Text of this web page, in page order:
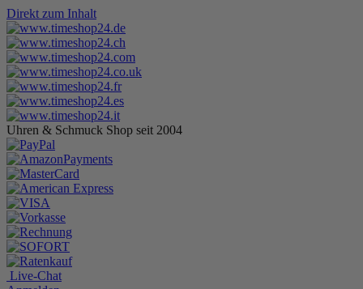
Direkt zum Inhalt
Uhren & Schmuck Shop seit 2004
Live-Chat